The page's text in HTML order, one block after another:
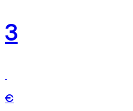
3
€